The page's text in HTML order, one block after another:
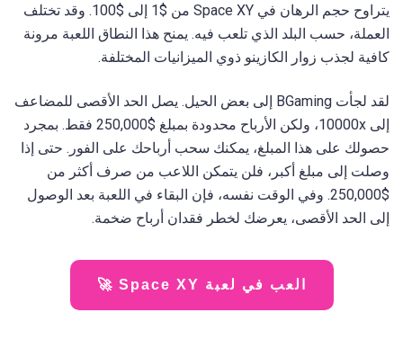
يتراوح حجم الرهان في Space XY من $1 إلى $100. وقد تختلف
العملة، حسب البلد الذي تلعب فيه. يمنح هذا النطاق اللعبة مرونة
كافية لجذب زوار الكازينو ذوي الميزانيات المختلفة.
لقد لجأت BGaming إلى بعض الحيل. يصل الحد الأقصى للمضاعف
إلى 10000x، ولكن الأرباح محدودة بمبلغ $250,000 فقط. بمجرد
حصولك على هذا المبلغ، يمكنك سحب أرباحك على الفور. حتى إذا
وصلت إلى مبلغ أكبر، فلن يتمكن اللاعب من صرف أكثر من
$250,000. وفي الوقت نفسه، فإن البقاء في اللعبة بعد الوصول
إلى الحد الأقصى، يعرضك لخطر فقدان أرباح ضخمة.
العب في لعبة Space XY 🚀